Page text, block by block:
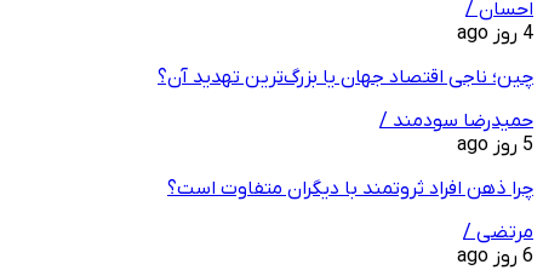
احسان /
4 روز ago
چین؛ ناجی اقتصاد جهان یا بزرگ‌ترین تهدید آن؟
حمیدرضا سودمند /
5 روز ago
چرا ذهن افراد ثروتمند با دیگران متفاوت است؟
مرتضی /
6 روز ago